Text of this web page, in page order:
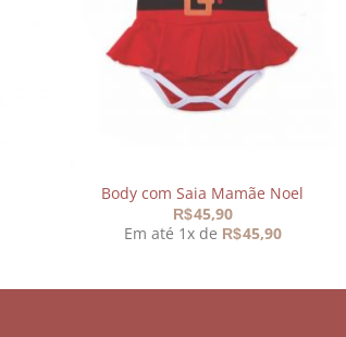
Body com Saia Mamãe Noel
R$45,90
Em até 1x de R$45,90